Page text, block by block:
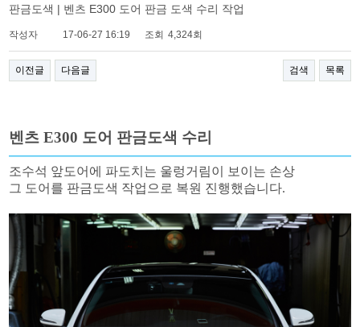
판금도색 | 벤츠 E300 도어 판금 도색 수리 작업
작성자 17-06-27 16:19 조회 4,324회
이전글 다음글 검색 목록
벤츠 E300 도어 판금도색 수리
조수석 앞도어에 파도치는 울렁거림이 보이는 손상
그 도어를 판금도색 작업으로 복원 진행했습니다.